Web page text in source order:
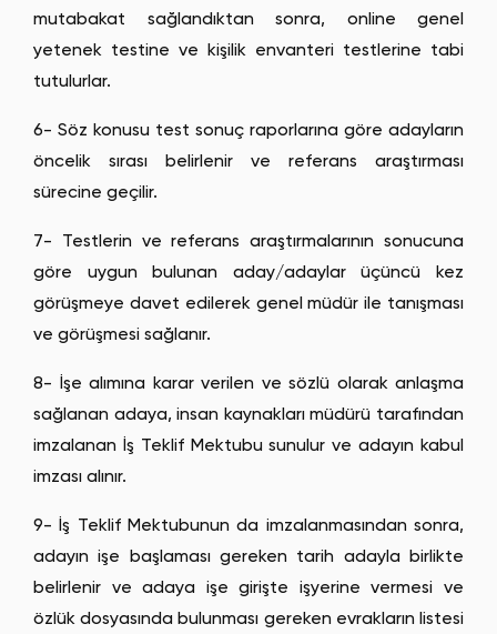
mutabakat sağlandıktan sonra, online genel
yetenek testine ve kişilik envanteri testlerine tabi
tutulurlar.
6- Söz konusu test sonuç raporlarına göre adayların
öncelik sırası belirlenir ve referans araştırması
sürecine geçilir.
7- Testlerin ve referans araştırmalarının sonucuna
göre uygun bulunan aday/adaylar üçüncü kez
görüşmeye davet edilerek genel müdür ile tanışması
ve görüşmesi sağlanır.
8- İşe alımına karar verilen ve sözlü olarak anlaşma
sağlanan adaya, insan kaynakları müdürü tarafından
imzalanan İş Teklif Mektubu sunulur ve adayın kabul
imzası alınır.
9- İş Teklif Mektubunun da imzalanmasından sonra,
adayın işe başlaması gereken tarih adayla birlikte
belirlenir ve adaya işe girişte işyerine vermesi ve
özlük dosyasında bulunması gereken evrakların listesi